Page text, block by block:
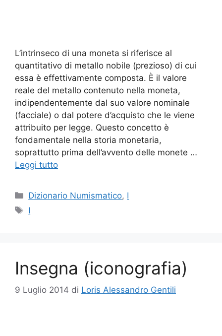
L’intrinseco di una moneta si riferisce al
quantitativo di metallo nobile (prezioso) di cui
essa è effettivamente composta. È il valore
reale del metallo contenuto nella moneta,
indipendentemente dal suo valore nominale
(facciale) o dal potere d’acquisto che le viene
attribuito per legge. Questo concetto è
fondamentale nella storia monetaria,
soprattutto prima dell’avvento delle monete …
Leggi tutto
Categorie
Dizionario Numismatico, I
Tag
I
Insegna (iconografia)
9 Luglio 2014 di Loris Alessandro Gentili